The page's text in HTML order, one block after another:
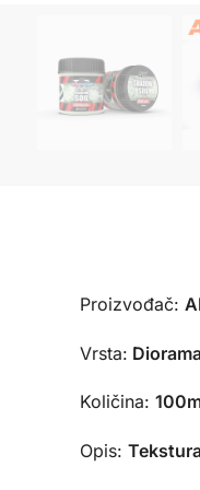
Proizvođač:
Vrsta:
Količina:
Opis: